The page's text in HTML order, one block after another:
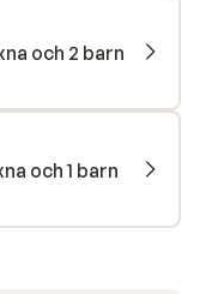
och 2 barn
och 1 barn